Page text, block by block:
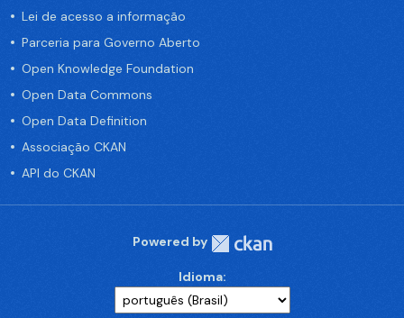
Lei de acesso a informação
Parceria para Governo Aberto
Open Knowledge Foundation
Open Data Commons
Open Data Definition
Associação CKAN
API do CKAN
Powered by
Idioma